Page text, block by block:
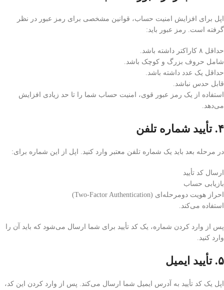
اپل برای افزایش امنیت حساب، قوانین مشخصی برای رمز عبور در نظر
گرفته است. رمز عبور باید:
حداقل ۸ کاراکتر داشته باشد.
شامل حروف بزرگ و کوچک باشد.
حداقل یک عدد داشته باشد.
قابل حدس نباشد.
استفاده از یک رمز عبور قوی، امنیت حساب شما را تا حد زیادی افزایش
می‌دهد.
۴. تأیید شماره تلفن
در مرحله بعد باید یک شماره تلفن معتبر وارد کنید. اپل از این شماره برای:
ارسال کد تأیید
بازیابی حساب
احراز هویت دومرحله‌ای (Two-Factor Authentication)
استفاده می‌کند.
پس از وارد کردن شماره، یک کد تأیید برای شما ارسال می‌شود که باید آن را
وارد کنید.
۵. تأیید ایمیل
اپل یک کد تأیید به آدرس ایمیل شما ارسال می‌کند. پس از وارد کردن این کد،